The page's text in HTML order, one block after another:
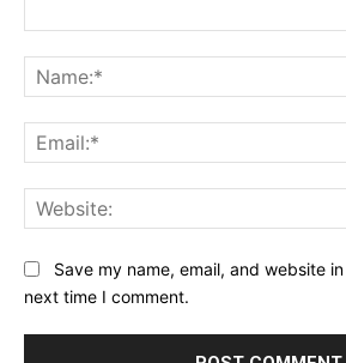
Save my name, email, and website
next time I comment.